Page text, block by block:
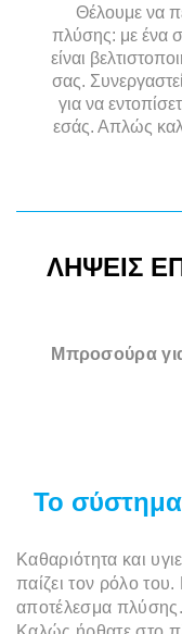
Θέλουμε να
πλύσης: με ένα
είναι
σας.
για να
εσάς. Απλώς
ΛΉΨΕΙΣ
Μπροσούρα
Το
Καθαριότητα και
παίζει τον ρόλο
αποτέλεσμα πλύσης.